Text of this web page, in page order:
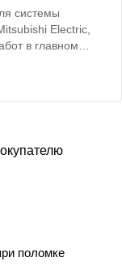
системы
Electric,
в главном
поломке